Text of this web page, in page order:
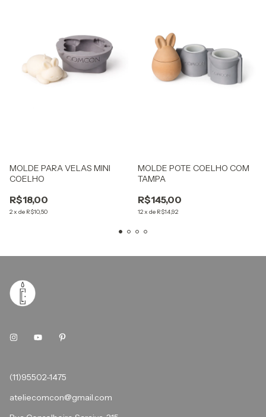
MOLDE PARA VELAS MINI
COELHO
R$18,00
2x de R$10,50
MOLDE POTE COELHO COM
TAMPA
R$145,00
12x de R$14,92
(11)95502-1475
ateliecomcon@gmail.com